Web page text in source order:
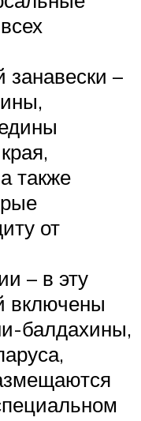
занавески –
также
от
– в эту
включены
балдахины,